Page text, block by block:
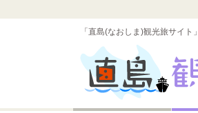
「直島(なおしま)観光旅サイ